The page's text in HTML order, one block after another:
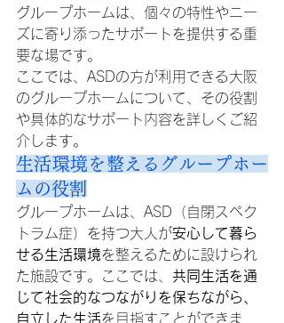
グループホームは、個々の特性やニー
ズに寄り添ったサポートを提供する重
要な場です。
ここでは、ASDの方が利用できる大阪
のグループホームについて、その役割
や具体的なサポート内容を詳しくご紹
介します。
生活環境を整えるグループホー
ムの役割
グループホームは、ASD（自閉スペク
トラム症）を持つ大人が安心して暮ら
せる生活環境を整えるために設けられ
た施設です。ここでは、 共同生活を通
じて社会的なつながりを保ちながら、
自立した生活を目指すことができま